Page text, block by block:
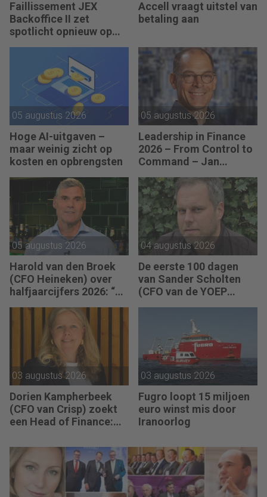
Faillissement JEX
Backoffice II zet
spotlicht opnieuw op
Accell vraagt uitstel van
betaling aan
05 augustus 2026
Hoge AI-uitgaven –
maar weinig zicht op
kosten en opbrengsten
05 augustus 2026
Leadership in Finance
2026 – From Control to
Command – Jan
van The Protein
Brewery): “Je moet
vaak met relatief weinig
data toch knopen
doorhakken.”
05 augustus 2026
Harold van den Broek
(CFO Heineken) over
halfjaarcijfers 2026: “De
vooruitgang is
zichtbaar.”
04 augustus 2026
De eerste 100 dagen
van Sander Scholten
(CFO van de YOEP
als mensen begrijpen
waarom keuzes nodig
zijn.”
03 augustus 2026
Dorien Kampherbeek
(CFO van Crisp) zoekt
een Head of Finance:
performance driven
worden.”
03 augustus 2026
Fugro loopt 15 miljoen
euro winst mis door
Iranoorlog